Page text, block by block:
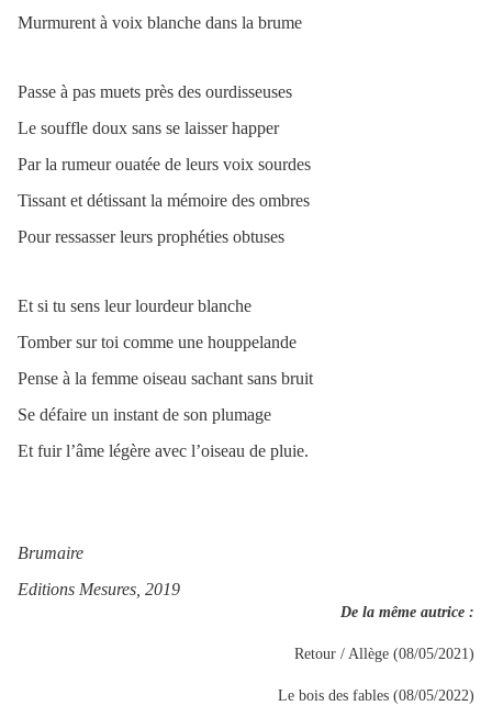
Murmurent à voix blanche dans la brume
Passe à pas muets près des ourdisseuses
Le souffle doux sans se laisser happer
Par la rumeur ouatée de leurs voix sourdes
Tissant et détissant la mémoire des ombres
Pour ressasser leurs prophéties obtuses
Et si tu sens leur lourdeur blanche
Tomber sur toi comme une houppelande
Pense à la femme oiseau sachant sans bruit
Se défaire un instant de son plumage
Et fuir l’âme légère avec l’oiseau de pluie.
Brumaire
Editions Mesures, 2019
De la même autrice :
Retour / Allège (08/05/2021)
Le bois des fables (08/05/2022)